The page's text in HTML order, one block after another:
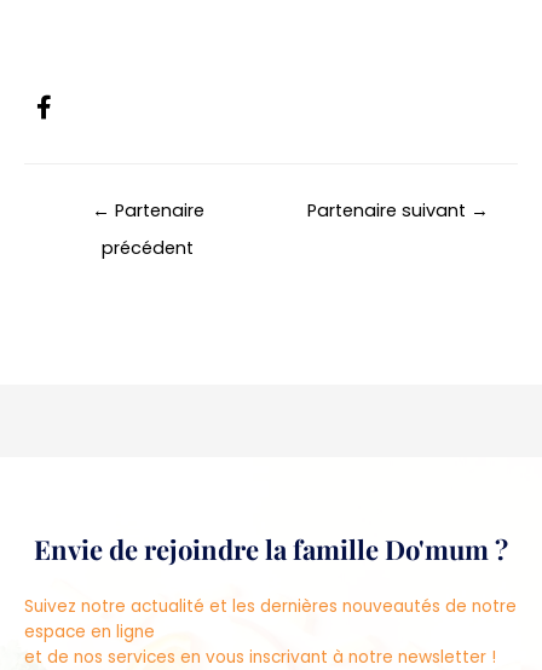
← Partenaire
précédent
Partenaire suivant →
Envie de rejoindre la famille Do'mum ?
Suivez notre actualité et les dernières nouveautés de notre
espace en ligne
et de nos services en vous inscrivant à notre newsletter !